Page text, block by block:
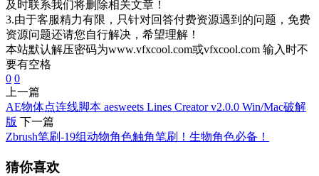
及时联系我们将删除相关文章！
3.由于客服精力有限，只针对回答付费资源遇到的问题，免费
资源问题还请您自行解决，希望理解！
本站默认解压密码为www.vfxcool.com或vfxcool.com 输入时不
要有空格
0 0
上一篇
AE物体点连线脚本 aesweets Lines Creator v2.0.0 Win/Mac破解
版 下一篇
Zbrush笔刷-19组动物角色触角笔刷！生物角色必备！
猜你喜欢